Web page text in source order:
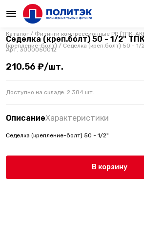
Каталог / Фитинги компрессионные PP (ТПК-
(крепление-болт) / Седелка (креп.болт) 50 -
Седелка (креп.болт) 50 - 1/2"
Арт. 3000050012
210,56 ₽/шт.
Доступно на складе: 2 384 шт.
ОписаниеХарактеристики
Седелка (крепление-болт) 50 - 1/2"
В корзину